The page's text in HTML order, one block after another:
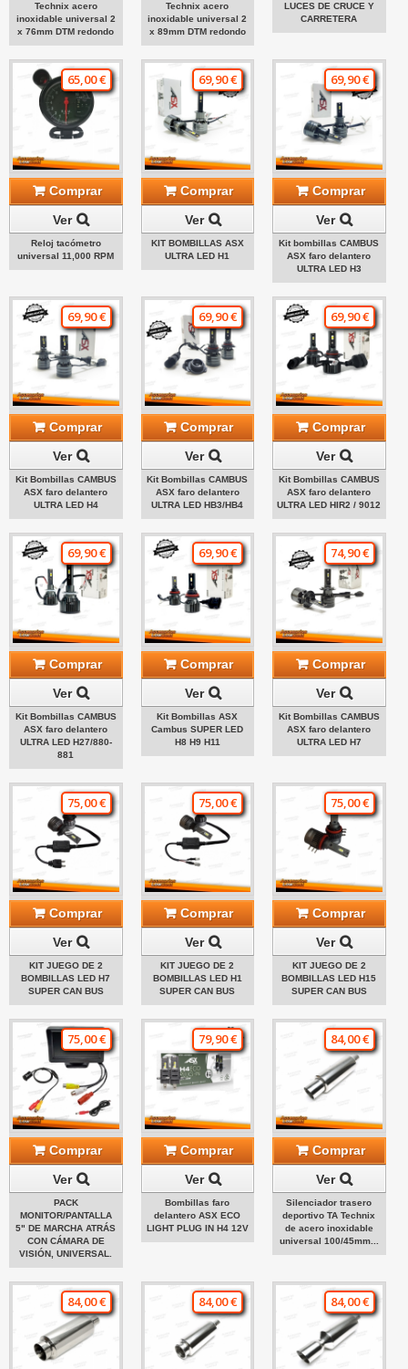
Technix acero
inoxidable universal 2
x 76mm DTM redondo
Technix acero
inoxidable universal 2
x 89mm DTM redondo
LUCES DE CRUCE Y
CARRETERA
65,00 €
Comprar
Ver
Reloj tacómetro
universal 11,000 RPM
69,90 €
Comprar
Ver
KIT BOMBILLAS ASX
ULTRA LED H1
69,90 €
Comprar
Ver
Kit bombillas CAMBUS
ASX faro delantero
ULTRA LED H3
69,90 €
Comprar
Ver
Kit Bombillas CAMBUS
ASX faro delantero
ULTRA LED H4
69,90 €
Comprar
Ver
Kit Bombillas CAMBUS
ASX faro delantero
ULTRA LED HB3/HB4
69,90 €
Comprar
Ver
Kit Bombillas CAMBUS
ASX faro delantero
ULTRA LED HIR2 / 9012
69,90 €
Comprar
Ver
Kit Bombillas CAMBUS
ASX faro delantero
ULTRA LED H27/880-
881
69,90 €
Comprar
Ver
Kit Bombillas ASX
Cambus SUPER LED
H8 H9 H11
74,90 €
Comprar
Ver
Kit Bombillas CAMBUS
ASX faro delantero
ULTRA LED H7
75,00 €
Comprar
Ver
KIT JUEGO DE 2
BOMBILLAS LED H7
SUPER CAN BUS
75,00 €
Comprar
Ver
KIT JUEGO DE 2
BOMBILLAS LED H1
SUPER CAN BUS
75,00 €
Comprar
Ver
KIT JUEGO DE 2
BOMBILLAS LED H15
SUPER CAN BUS
75,00 €
Comprar
Ver
PACK
MONITOR/PANTALLA
5" DE MARCHA ATRÁS
CON CÁMARA DE
VISIÓN, UNIVERSAL.
79,90 €
Comprar
Ver
Bombillas faro
delantero ASX ECO
LIGHT PLUG IN H4 12V
84,00 €
Comprar
Ver
Silenciador trasero
deportivo TA Technix
de acero inoxidable
universal 100/45mm...
84,00 € 84,00 € 84,00 €